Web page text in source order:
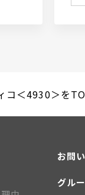
＜4930＞を
お問
グル